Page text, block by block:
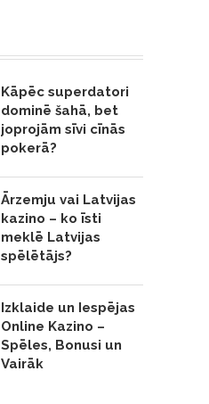
Kāpēc superdatori
dominē šahā, bet
joprojām sīvi cīnās
pokerā?
Ārzemju vai Latvijas
kazino – ko īsti
meklē Latvijas
spēlētājs?
Izklaide un Iespējas
Online Kazino –
Spēles, Bonusi un
Vairāk